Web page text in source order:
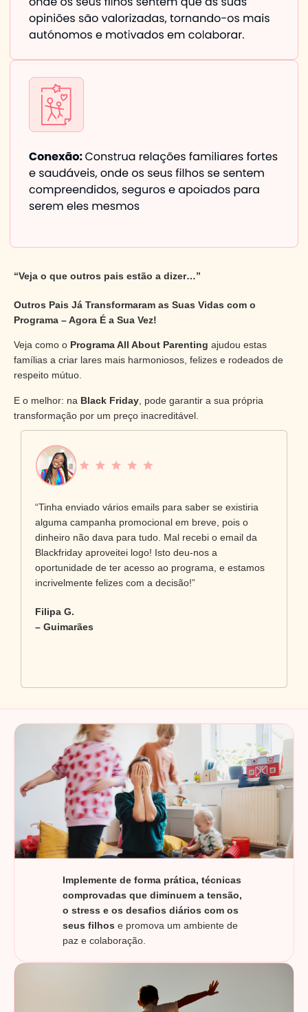
“Veja o que outros pais estão a dizer…”
Outros Pais Já Transformaram as Suas Vidas com o
Programa – Agora É a Sua Vez!
Veja como o Programa All About Parenting ajudou estas
famílias a criar lares mais harmoniosos, felizes e rodeados de
respeito mútuo.
E o melhor: na Black Friday , pode garantir a sua própria
transformação por um preço inacreditável.
“Tinha enviado vários emails para saber se existiria
alguma campanha promocional em breve, pois o
dinheiro não dava para tudo. Mal recebi o email da
Blackfriday aproveitei logo! Isto deu-nos a
oportunidade de ter acesso ao programa, e estamos
incrivelmente felizes com a decisão!”
Filipa G.
– Guimarães
Implemente de forma prática, técnicas
comprovadas que diminuem a tensão,
o stress e os desafios diários com os
seus filhos e promova um ambiente de
paz e colaboração.